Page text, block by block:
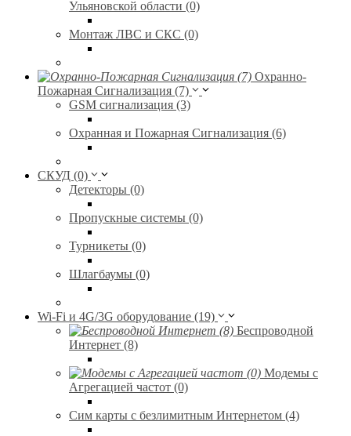
Ульяновской области (0)
Монтаж ЛВС и СКС (0)
Охранно-
Пожарная Сигнализация (7)
GSM сигнализация (3)
Охранная и Пожарная Сигнализация (6)
СКУД (0)
Детекторы (0)
Пропускные системы (0)
Турникеты (0)
Шлагбаумы (0)
Wi-Fi и 4G/3G оборудование (19)
Беспроводной
Интернет (8)
Модемы с
Агрегацией частот (0)
Сим карты с безлимитным Интернетом (4)